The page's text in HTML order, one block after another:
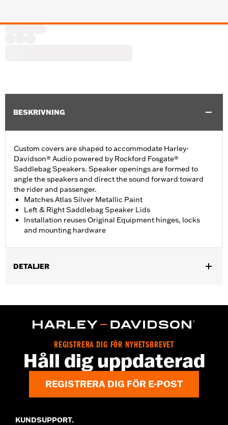
BESKRIVNING
Custom covers are shaped to accommodate Harley-
Davidson® Audio powered by Rockford Fosgate®
Saddlebag Speakers. Speaker openings are formed to
angle the speakers and direct the sound forward toward
the rider and passenger.
Matches Atlas Silver Metallic Paint
Left & Right Saddlebag Speaker Lids
Installation reuses Original Equipment hinges, locks
and mounting hardware
DETALJER
Audio powered by Rockford Fosgate Saddlebag Speaker Kit P/N
76001291, 76001292, or 76001299.
Sold Separately:Saddlebag Speaker Kit
Sold In Units:Pair
In the Box:Left & Right Saddlebag Speaker Lids only
REGISTRERA DIG FÖR NYHETSBREVET
Håll dig uppdaterad
REGISTRERA DIG FÖR E-POST
KUNDSUPPORT.